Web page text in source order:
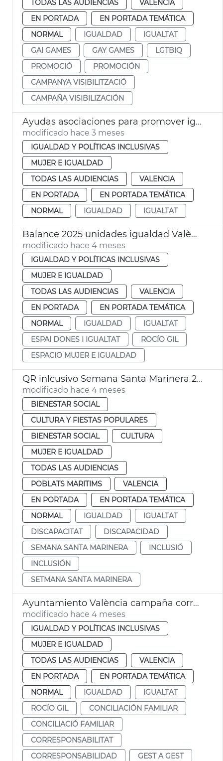
TODAS LAS AUDIENCIAS
VALENCIA
EN PORTADA
EN PORTADA TEMÁTICA
NORMAL
IGUALDAD
IGUALTAT
GAI GAMES
GAY GAMES
LGTBIQ
PROMOCIÓ
PROMOCIÓN
CAMPANYA VISIBILITZACIÓ
CAMPAÑA VISIBILIZACIÓN
Ayudas asociaciones para promover igualdad de género València
modificado hace 3 meses
IGUALDAD Y POLÍTICAS INCLUSIVAS
MUJER E IGUALDAD
TODAS LAS AUDIENCIAS
VALENCIA
EN PORTADA
EN PORTADA TEMÁTICA
NORMAL
IGUALDAD IGUALTAT
Balance 2025 unidades igualdad València
modificado hace 4 meses
IGUALDAD Y POLÍTICAS INCLUSIVAS
MUJER E IGUALDAD
TODAS LAS AUDIENCIAS
VALENCIA
EN PORTADA
EN PORTADA TEMÁTICA
NORMAL
IGUALDAD
IGUALTAT
ESPAI DONES I IGUALTAT
ROCÍO GIL
ESPACIO MUJER E IGUALDAD
QR inlcusivo Semana Santa Marinera 2026
modificado hace 4 meses
BIENESTAR SOCIAL
CULTURA Y FIESTAS POPULARES
BIENESTAR SOCIAL
CULTURA
MUJER E IGUALDAD
TODAS LAS AUDIENCIAS
POBLATS MARITIMS
VALENCIA
EN PORTADA
EN PORTADA TEMÁTICA
NORMAL
IGUALDAD
IGUALTAT
DISCAPACITAT
DISCAPACIDAD
SEMANA SANTA MARINERA
INCLUSIÓ
INCLUSIÓN
SETMANA SANTA MARINERA
Ayuntamiento València campaña corresponsabilidad conciliación familiar
modificado hace 4 meses
IGUALDAD Y POLÍTICAS INCLUSIVAS
MUJER E IGUALDAD
TODAS LAS AUDIENCIAS
VALENCIA
EN PORTADA
EN PORTADA TEMÁTICA
NORMAL
IGUALDAD
IGUALTAT
ROCÍO GIL
CONCILIACIÓN FAMILIAR
CONCILIACIÓ FAMILIAR
CORRESPONSABILITAT
CORRESPONSABILIDAD
GEST A GEST